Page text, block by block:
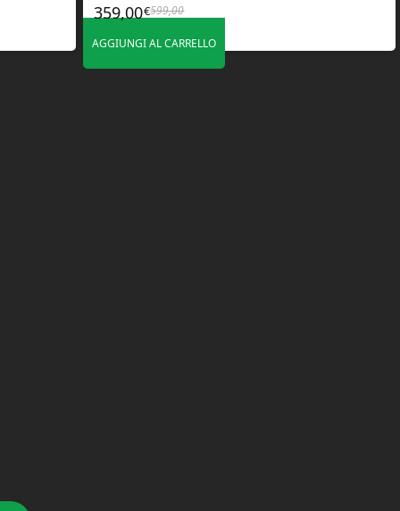
599,00Il prezzo originale era: 599,00€.
359,00€ Il prezzo attuale è: 359,00€.
AGGIUNGI AL CARRELLO